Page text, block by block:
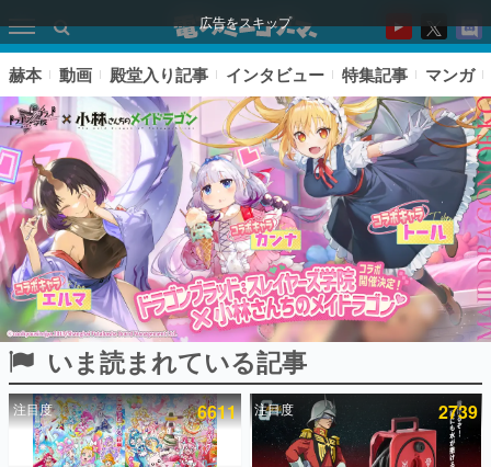
広告をスキップ
ピックアップ
電ファミのいま読まれている記事ランキング
赫本 動画 殿堂入り記事 インタビュー 特集記事 マンガ
いま読まれている記事
注目度 6611 注目度 2739